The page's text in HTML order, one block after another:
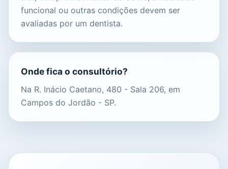
funcional ou outras condições devem ser
avaliadas por um dentista.
Onde fica o consultório?
Na R. Inácio Caetano, 480 - Sala 206, em
Campos do Jordão - SP.